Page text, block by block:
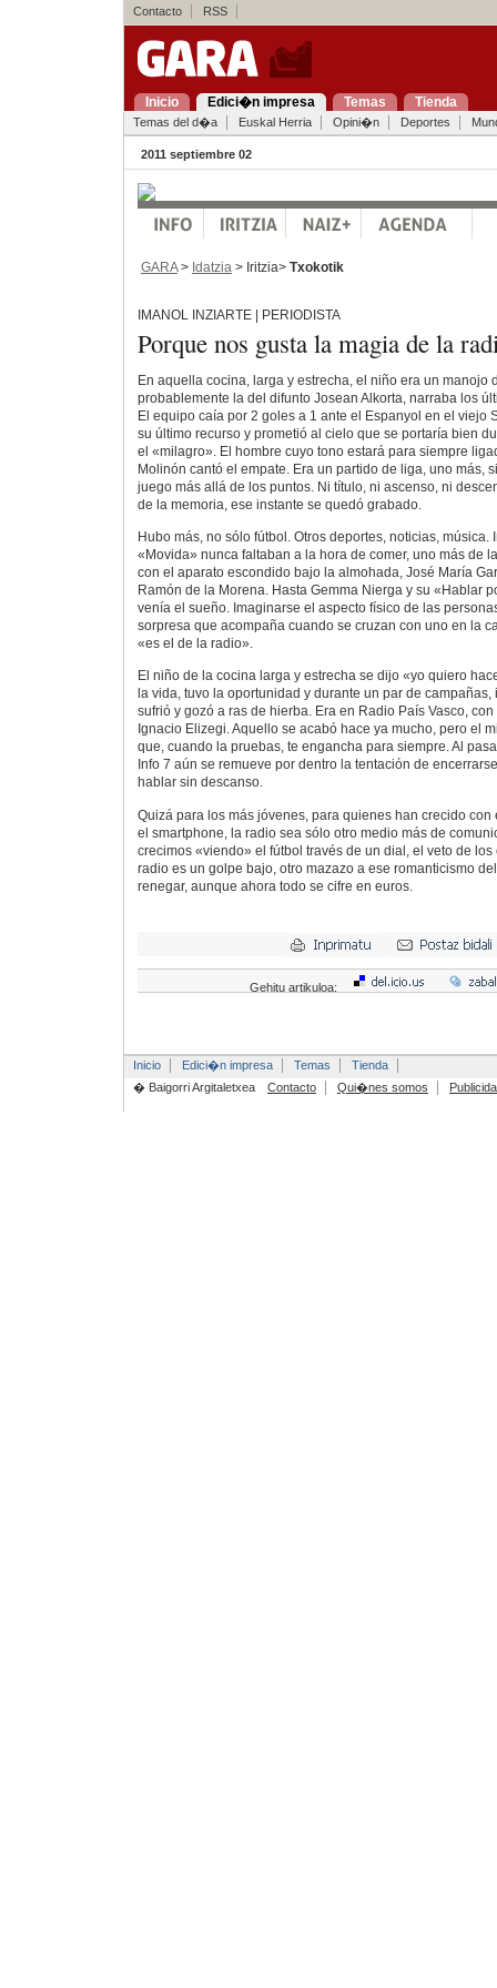
Contacto RSS
Inicio Edici�n impresa Temas Tienda
Temas del d�a Euskal Herria Opini�n Deportes
2011 septiembre 02
GARA> Idatzia > Iritzia> Txokotik
IMANOL INZIARTE | PERIODISTA
Porque nos gusta la magia de la
En aquella cocina, larga y estrecha, el niño era un manojo
probablemente la del difunto Josean Alkorta, narraba los
El equipo caía por 2 goles a 1 ante el Espanyol en el viejo
su último recurso y prometió al cielo que se portaría bien
el «milagro». El hombre cuyo tono estará para siempre
Molinón cantó el empate. Era un partido de liga, uno más,
juego más allá de los puntos. Ni título, ni ascenso, ni
de la memoria, ese instante se quedó grabado.
Hubo más, no sólo fútbol. Otros deportes, noticias, música.
«Movida» nunca faltaban a la hora de comer, uno más de
con el aparato escondido bajo la almohada, José María
Ramón de la Morena. Hasta Gemma Nierga y su «Hablar
venía el sueño. Imaginarse el aspecto físico de las
sorpresa que acompaña cuando se cruzan con uno en la
«es el de la radio».
El niño de la cocina larga y estrecha se dijo «yo quiero
la vida, tuvo la oportunidad y durante un par de
sufrió y gozó a ras de hierba. Era en Radio País Vasco,
Ignacio Elizegi. Aquello se acabó hace ya mucho, pero el
que, cuando la pruebas, te engancha para siempre. Al
Info 7 aún se remueve por dentro la tentación de
hablar sin descanso.
Quizá para los más jóvenes, para quienes han crecido con
el smartphone, la radio sea sólo otro medio más de
crecimos «viendo» el fútbol través de un dial, el veto de
radio es un golpe bajo, otro mazazo a ese romanticismo
renegar, aunque ahora todo se cifre en euros.
Gehitu artikuloa:
Inicio Edici�n impresa Temas
Tienda
� Baigorri Argitaletxea
Contacto Qui�nes somos